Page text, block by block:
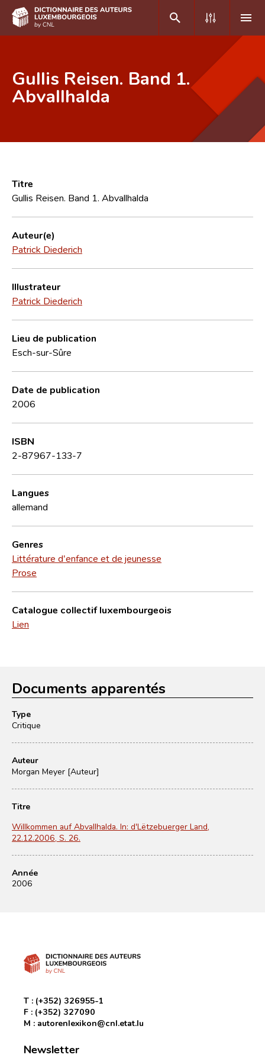
DE FR
Foire aux questions
CNL
Équipe scientifique
Contact
Gullis Reisen. Band 1.
Abvallhalda
Titre
Gullis Reisen. Band 1. Abvallhalda
Auteur(e)
Patrick Diederich
Illustrateur
Patrick Diederich
Lieu de publication
Esch-sur-Sûre
Date de publication
2006
ISBN
2-87967-133-7
Langues
allemand
Genres
Littérature d'enfance et de jeunesse
Prose
Catalogue collectif luxembourgeois
Lien
Documents apparentés
Type
Critique
Auteur
Morgan Meyer [Auteur]
Titre
Willkommen auf Abvallhalda. In: d'Lëtzebuerger Land,
22.12.2006, S. 26.
Année
2006
T : (+352) 326955-1
F : (+352) 327090
M : autorenlexikon@cnl.etat.lu
Newsletter